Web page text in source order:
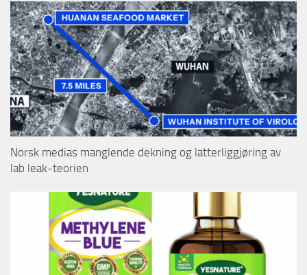
Norsk medias manglende dekning og latterliggjøring av
lab leak-teorien